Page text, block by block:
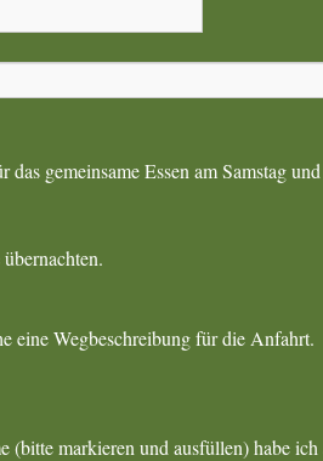
das gemeinsame Essen am Samstag
eine Wegbeschreibung für die Anfahrt.
(bitte markieren und ausfüllen) habe